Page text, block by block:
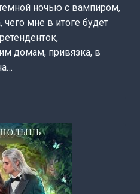
ночью с вампиром,
чего мне в итоге будет
домам, привязка, в